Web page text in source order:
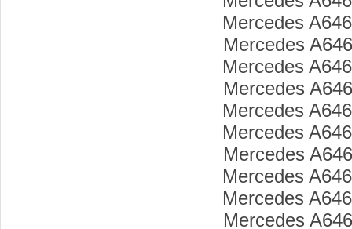
Mercedes
Mercedes
Mercedes
Mercedes
Mercedes
Mercedes
Mercedes
Mercedes
Mercedes
Mercedes